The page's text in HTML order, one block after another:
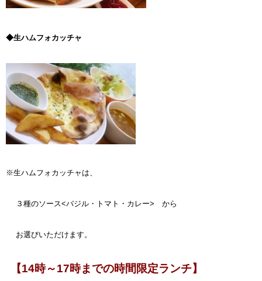
◆生ハムフォカッチャ
※生ハムフォカッチャは、
３種のソース<バジル・トマト・カレー> から
お選びいただけます。
【14時～17時までの時間限定ランチ】